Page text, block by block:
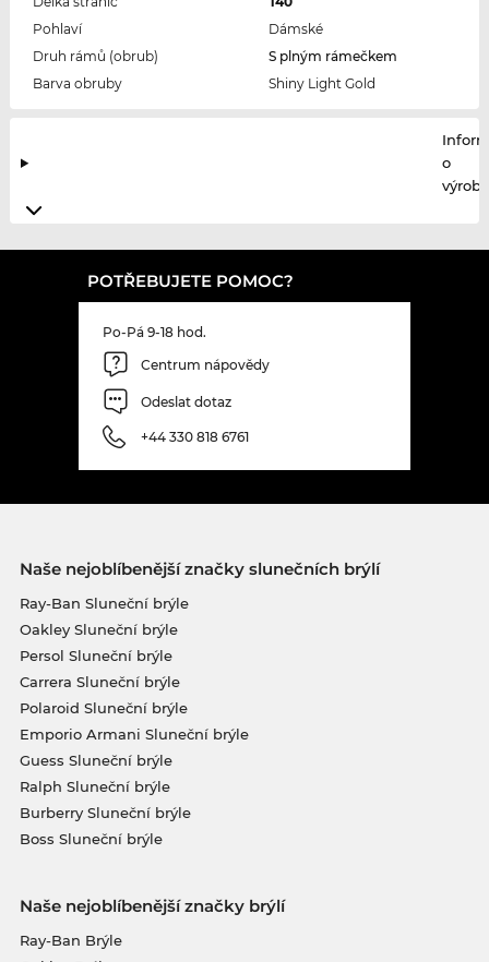
Pohlaví
Dámské
Druh rámů (obrub)
S plným rámečkem
Barva obruby
Shiny Light Gold
o
POTŘEBUJETE POMOC?
Po-Pá 9-18 hod.
Centrum nápovědy
Odeslat dotaz
+44 330 818 6761
Naše nejoblíbenější značky slunečních brýlí
Ray-Ban Sluneční brýle
Oakley Sluneční brýle
Persol Sluneční brýle
Carrera Sluneční brýle
Polaroid Sluneční brýle
Emporio Armani Sluneční brýle
Guess Sluneční brýle
Ralph Sluneční brýle
Burberry Sluneční brýle
Boss Sluneční brýle
Naše nejoblíbenější značky brýlí
Ray-Ban Brýle